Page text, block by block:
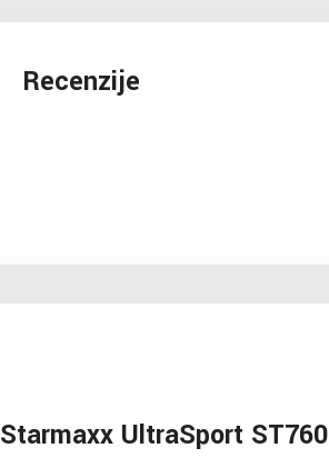
Recenzije
Starmaxx UltraSport ST760